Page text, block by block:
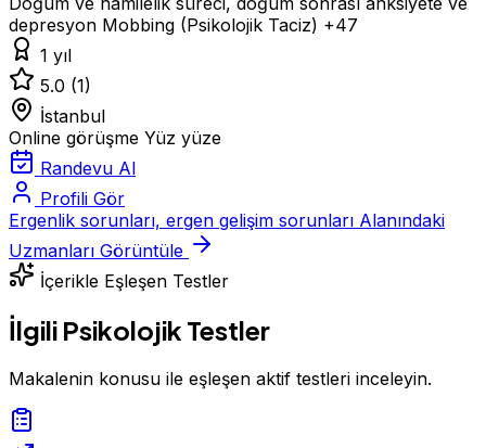
depresyon Mobbing (Psikolojik Taciz) +47
1 yıl
5.0 (1)
İstanbul
Online görüşme Yüz yüze
Randevu Al
Profili Gör
Ergenlik sorunları, ergen gelişim sorunları Alanındaki
Uzmanları Görüntüle
İçerikle Eşleşen Testler
İlgili Psikolojik Testler
Makalenin konusu ile eşleşen aktif testleri inceleyin.